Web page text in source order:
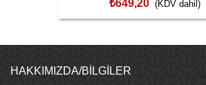
₺649,20 (KDV dahil)
HAKKIMIZDA/BILGILER